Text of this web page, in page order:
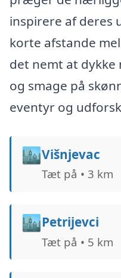
inspirere af deres
korte afstande
det nemt at
og smage på
eventyr og
🏙️Višnjevac
Tæt på • 3 km
🏙️Petrijevci
Tæt på • 5 km